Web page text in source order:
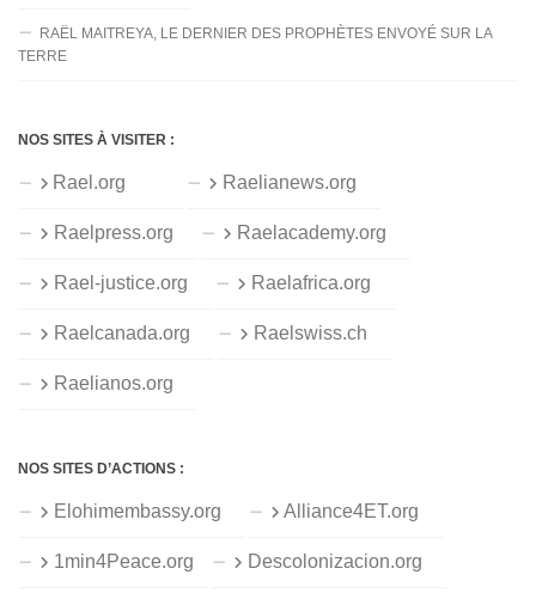
RAËL MAITREYA, LE DERNIER DES PROPHÈTES ENVOYÉ SUR LA
TERRE
NOS SITES À VISITER :
Rael.org Raelianews.org
Raelpress.org Raelacademy.org
Rael-justice.org Raelafrica.org
Raelcanada.org Raelswiss.ch
Raelianos.org
NOS SITES D’ACTIONS :
Elohimembassy.org Alliance4ET.org
1min4Peace.org Descolonizacion.org